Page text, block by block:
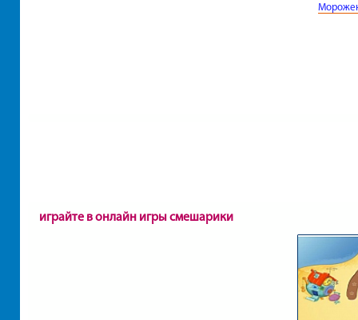
играйте в онлайн игры смешарики